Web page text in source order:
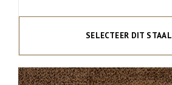
SELECTEER DIT STAAL